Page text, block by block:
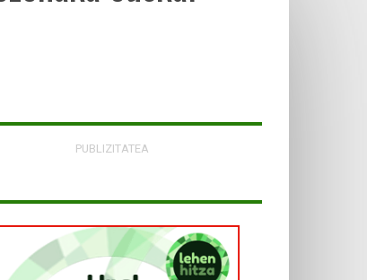
PUBLIZITATEA